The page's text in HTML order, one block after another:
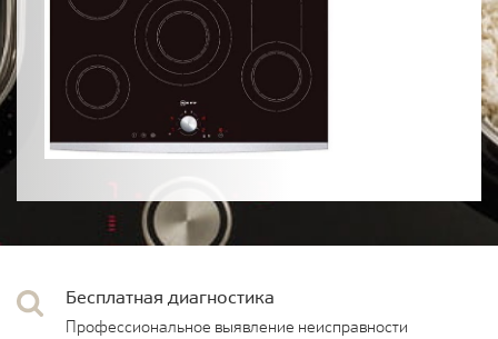
Бесплатная диагностика
Профессиональное выявление неисправности